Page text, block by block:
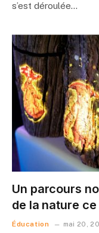
s’est déroulée…
Un parcours
de la nature
Éducation mai 20,